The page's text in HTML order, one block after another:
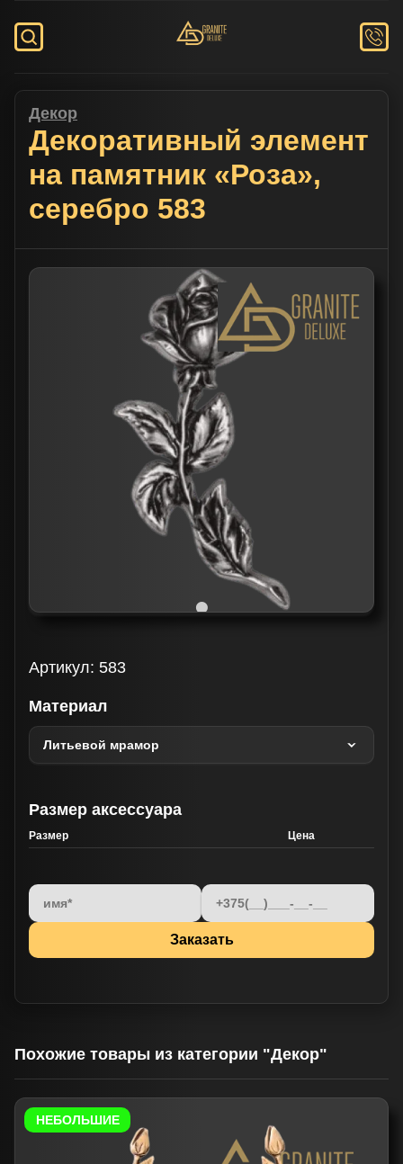
Декор
Декоративный элемент
на памятник «Роза»,
серебро 583
Артикул: 583
Материал
Размер аксессуара
Размер Цена
Похожие товары из категории "Декор"
НЕБОЛЬШИЕ